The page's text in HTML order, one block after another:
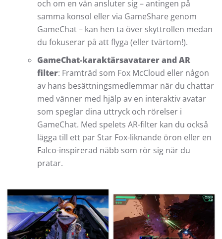
och om en vän ansluter sig – antingen på
samma konsol eller via GameShare genom
GameChat – kan hen ta över skyttrollen medan
du fokuserar på att flyga (eller tvärtom!).
GameChat-karaktärsavatarer and AR
filter: Framträd som Fox McCloud eller någon
av hans besättningsmedlemmar när du chattar
med vänner med hjälp av en interaktiv avatar
som speglar dina uttryck och rörelser i
GameChat. Med spelets AR-filter kan du också
lägga till ett par Star Fox-liknande öron eller en
Falco-inspirerad näbb som rör sig när du
pratar.